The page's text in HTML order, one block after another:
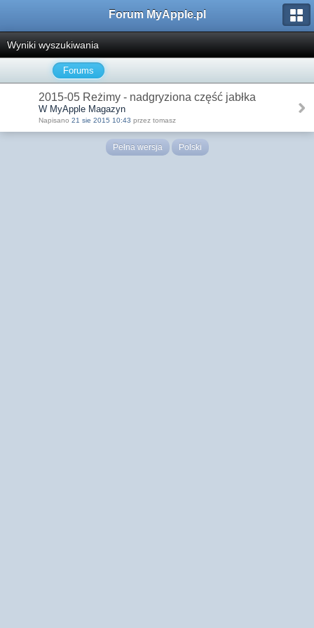
Forum MyApple.pl
Wyniki wyszukiwania
Forums
2015-05 Reżimy - nadgryziona część jabłka
W MyApple Magazyn
Napisano 21 sie 2015 10:43 przez tomasz
Pełna wersja Polski